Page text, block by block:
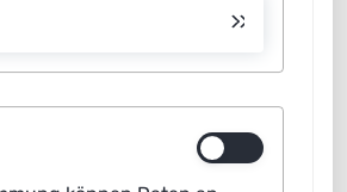
bei Diagnosen und
Assistenzsystemen in
erhofft sich eine stärker
und -vertreter den Missbrauch